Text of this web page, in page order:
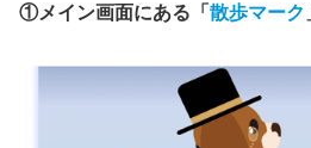
①メイン画面にある「 散歩マーク